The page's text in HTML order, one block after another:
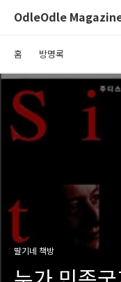
OdleOdle
홈 방명록
딸기네 책방